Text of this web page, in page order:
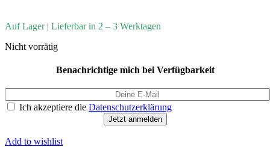
Auf Lager | Lieferbar in 2 – 3 Werktagen
Nicht vorrätig
Benachrichtige mich bei Verfügbarkeit
Ich akzeptiere die Datenschutzerklärung
Jetzt anmelden
Add to wishlist